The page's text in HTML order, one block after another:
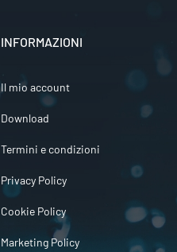
INFORMAZIONI
Il mio account
Download
Termini e condizioni
Privacy Policy
Cookie Policy
Marketing Policy